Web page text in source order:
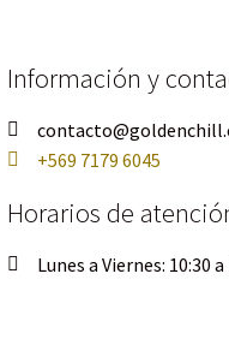
Información y
+569 7179 6045
Horarios de
Lunes a Viernes: 10:30